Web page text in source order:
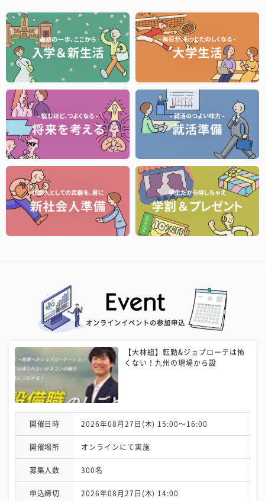
オンラインイベントの参加申込
【大林組】転勤&ジョブローテは怖
くない！九州の現場から設
開催日時 2026年08月27日(木) 15:00〜16:00
開催場所 オンラインにて実施
募集人数 300名
申込締切 2026年08月27日(木) 14:00